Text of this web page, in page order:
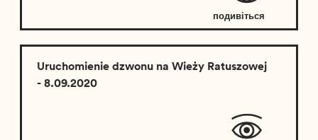
подивіться
відео
Uruchomienie dzwonu na Wieży Ratuszowej
- 8.09.2020